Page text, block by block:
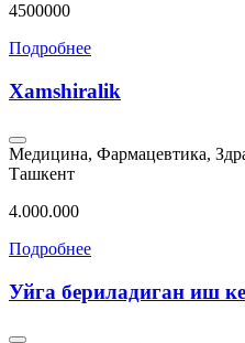
4500000
Подробнее
Xamshiralik
Медицина, Фармацевтика,
Ташкент
4.000.000
Подробнее
Уйга бериладиган иш